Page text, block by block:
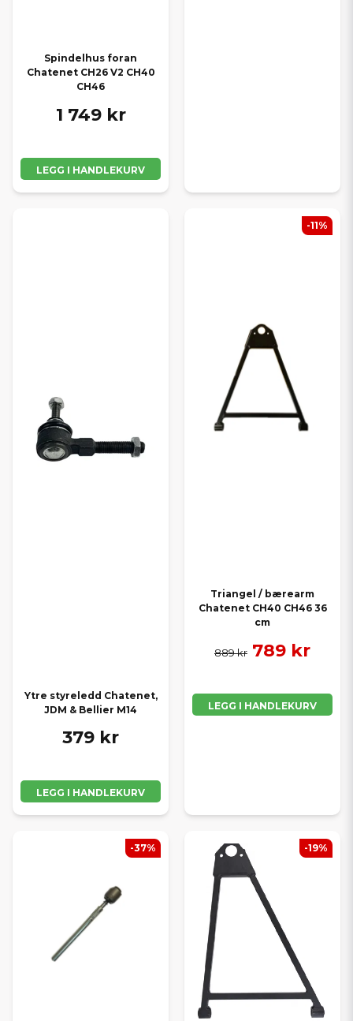
Spindelhus foran
Chatenet CH26 V2 CH40
CH46
1 749 kr
LEGG I HANDLEKURV
Ytre styreledd Chatenet,
JDM & Bellier M14
379 kr
LEGG I HANDLEKURV
Triangel / bærearm
Chatenet CH40 CH46 36
cm
889 kr 789 kr
LEGG I HANDLEKURV
-11%
-37% -19%